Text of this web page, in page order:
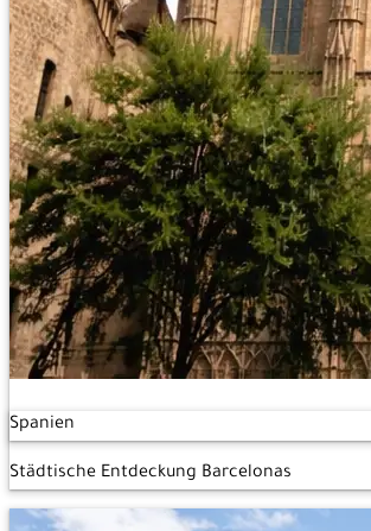
Spanien
Städtische Entdeckung Barcelonas